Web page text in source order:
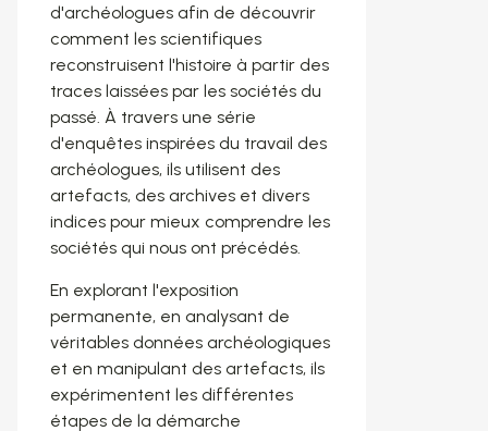
d'archéologues afin de découvrir
comment les scientifiques
reconstruisent l'histoire à partir des
traces laissées par les sociétés du
passé. À travers une série
d'enquêtes inspirées du travail des
archéologues, ils utilisent des
artefacts, des archives et divers
indices pour mieux comprendre les
sociétés qui nous ont précédés.
En explorant l'exposition
permanente, en analysant de
véritables données archéologiques
et en manipulant des artefacts, ils
expérimentent les différentes
étapes de la démarche